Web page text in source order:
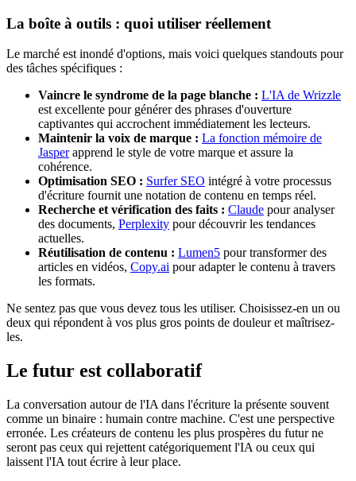
La boîte à outils : quoi utiliser réellement
Le marché est inondé d'options, mais voici quelques standouts pour
des tâches spécifiques :
Vaincre le syndrome de la page blanche : L'IA de Wrizzle
est excellente pour générer des phrases d'ouverture
captivantes qui accrochent immédiatement les lecteurs.
Maintenir la voix de marque : La fonction mémoire de
Jasperapprend le style de votre marque et assure la
cohérence.
Optimisation SEO : Surfer SEO intégré à votre processus
d'écriture fournit une notation de contenu en temps réel.
Recherche et vérification des faits : Claude pour analyser
des documents, Perplexity pour découvrir les tendances
actuelles.
Réutilisation de contenu : Lumen5 pour transformer des
articles en vidéos, Copy.ai pour adapter le contenu à travers
les formats.
Ne sentez pas que vous devez tous les utiliser. Choisissez-en un ou
deux qui répondent à vos plus gros points de douleur et maîtrisez-
les.
Le futur est collaboratif
La conversation autour de l'IA dans l'écriture la présente souvent
comme un binaire : humain contre machine. C'est une perspective
erronée. Les créateurs de contenu les plus prospères du futur ne
seront pas ceux qui rejettent catégoriquement l'IA ou ceux qui
laissent l'IA tout écrire à leur place.